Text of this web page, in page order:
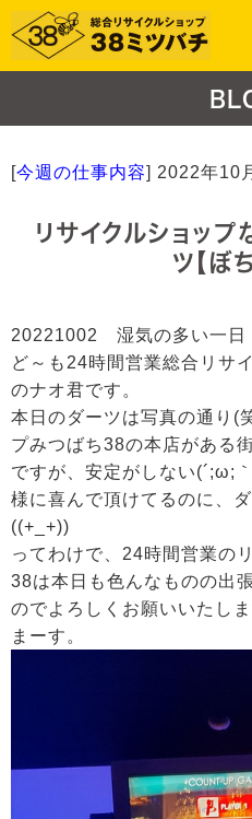
[今週の仕事内容] 2022年10
リサイクルショッ
ツ【ぼ
20221002 湿気の多い一日
ど～も24時間営業総合リサ
のナオ君です。
本日のダーツは写真の通り(
プみつばち38の本店がある
ですが、安定がしない(´;ω;
様に喜んで頂けてるのに、
((+_+))
ってわけで、24時間営業の
38は本日も色んなものの出
のでよろしくお願いいたし
まーす。